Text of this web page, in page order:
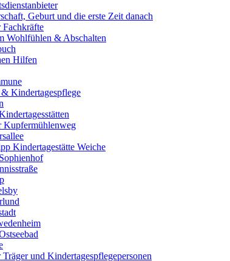
Geburt und die erste Zeit danach
Wohlfühlen & Abschalten
Hilfen
Kindertagespflege
Kupfermühlenweg
Kindertagestätte Weiche
und Kindertagespflegepersonen